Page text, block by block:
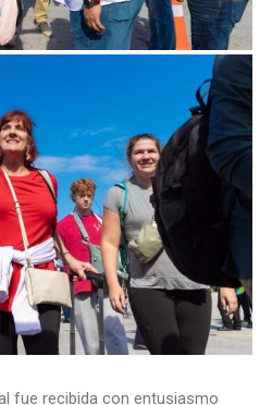
fue recibida con entusiasmo